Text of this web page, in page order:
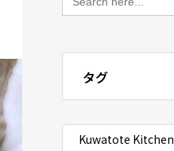
for:
タグ
Kuwatote Kitchen